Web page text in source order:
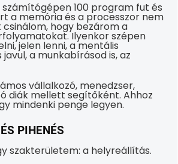
100 program fut és
a memória és a processzor nem
csinálom, hogy bezárom a
Ilyenkor szépen
jelen lenni, a mentális
a munkabírásod is, az
vállalkozó, menedzser,
diák mellett segítőként. Ahhoz
mindenki penge legyen.
PIHENÉS
szakterületem: a helyreállítás.